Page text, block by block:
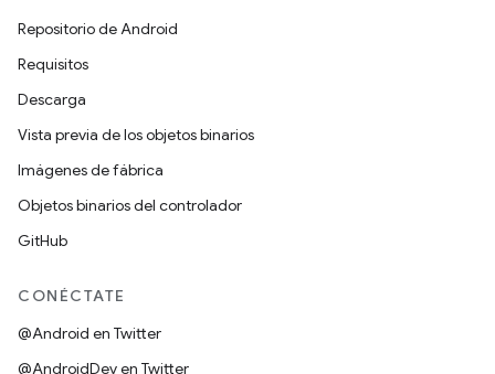
Repositorio de Android
Requisitos
Descarga
Vista previa de los objetos binarios
Imágenes de fábrica
Objetos binarios del controlador
GitHub
CONÉCTATE
@Android en Twitter
@AndroidDev en Twitter